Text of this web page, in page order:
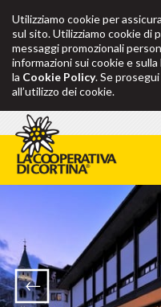
Utilizziamo cookie per
sul sito. Utilizziamo cookie di
messaggi promozionali
informazioni sui cookie e
la Cookie Policy. Se
all’utilizzo dei cookie.